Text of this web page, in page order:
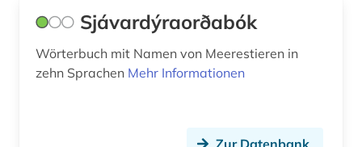
roman (3)
romantik (1)
Sjávardýraorðabók
Wörterbuch mit Namen von Meerestieren in
zehn Sprachen Mehr Informationen